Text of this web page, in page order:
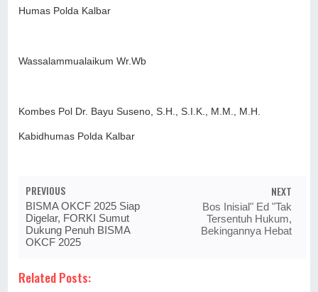
Humas Polda Kalbar
Wassalammualaikum Wr.Wb
Kombes Pol Dr. Bayu Suseno, S.H., S.I.K., M.M., M.H.
Kabidhumas Polda Kalbar
PREVIOUS
BISMA OKCF 2025 Siap
Digelar, FORKI Sumut
Dukung Penuh BISMA
OKCF 2025
NEXT
Bos Inisial" Ed "Tak
Tersentuh Hukum,
Bekingannya Hebat
Related Posts: